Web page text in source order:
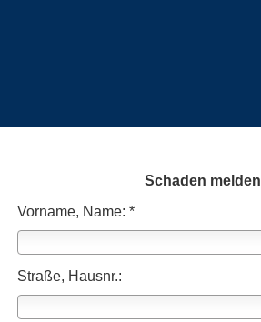
Schaden melden
Vorname, Name: *
Straße, Hausnr.: